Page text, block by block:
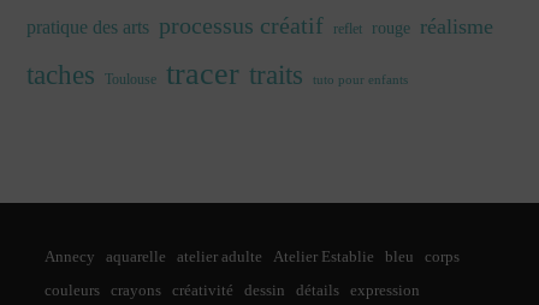
pratique des arts processus créatif reflet rouge réalisme
taches Toulouse tracer traits tuto pour enfants
Annecy aquarelle atelier adulte Atelier Establie bleu
corps
couleurs
crayons créativité dessin détails
expression